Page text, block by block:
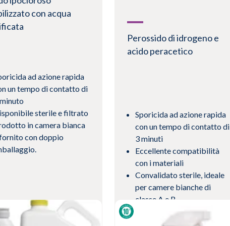
con acqua
ad azione rapida
un tempo di contatto di
sterile e filtrato
in camera bianca
con doppio
Perossido di idrogeno e
acido peracetico
Sporicida ad azione rapida
con un tempo di contatto di
3 minuti
Eccellente compatibilità
con i materiali
Convalidato sterile, ideale
per camere bianche di
classe A e B